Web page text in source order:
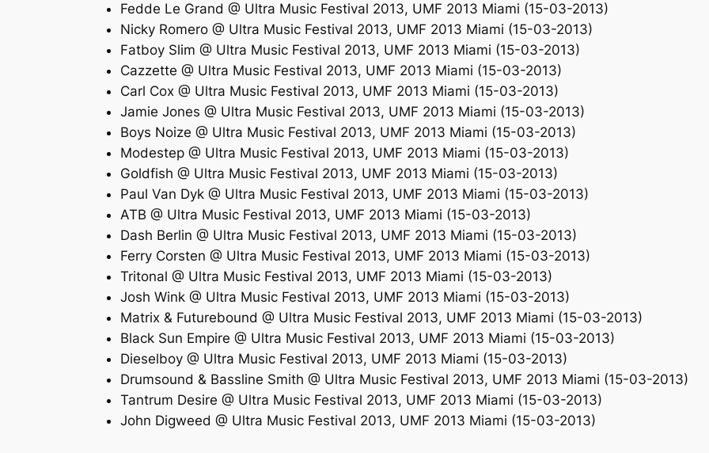
Fedde Le Grand @ Ultra Music Festival 2013, UMF 2013 Miami (15-03-2013)
Nicky Romero @ Ultra Music Festival 2013, UMF 2013 Miami (15-03-2013)
Fatboy Slim @ Ultra Music Festival 2013, UMF 2013 Miami (15-03-2013)
Cazzette @ Ultra Music Festival 2013, UMF 2013 Miami (15-03-2013)
Carl Cox @ Ultra Music Festival 2013, UMF 2013 Miami (15-03-2013)
Jamie Jones @ Ultra Music Festival 2013, UMF 2013 Miami (15-03-2013)
Boys Noize @ Ultra Music Festival 2013, UMF 2013 Miami (15-03-2013)
Modestep @ Ultra Music Festival 2013, UMF 2013 Miami (15-03-2013)
Goldfish @ Ultra Music Festival 2013, UMF 2013 Miami (15-03-2013)
Paul Van Dyk @ Ultra Music Festival 2013, UMF 2013 Miami (15-03-2013)
ATB @ Ultra Music Festival 2013, UMF 2013 Miami (15-03-2013)
Dash Berlin @ Ultra Music Festival 2013, UMF 2013 Miami (15-03-2013)
Ferry Corsten @ Ultra Music Festival 2013, UMF 2013 Miami (15-03-2013)
Tritonal @ Ultra Music Festival 2013, UMF 2013 Miami (15-03-2013)
Josh Wink @ Ultra Music Festival 2013, UMF 2013 Miami (15-03-2013)
Matrix & Futurebound @ Ultra Music Festival 2013, UMF 2013 Miami (15-03-2013)
Black Sun Empire @ Ultra Music Festival 2013, UMF 2013 Miami (15-03-2013)
Dieselboy @ Ultra Music Festival 2013, UMF 2013 Miami (15-03-2013)
Drumsound & Bassline Smith @ Ultra Music Festival 2013, UMF 2013 Miami (15-03-2013)
Tantrum Desire @ Ultra Music Festival 2013, UMF 2013 Miami (15-03-2013)
John Digweed @ Ultra Music Festival 2013, UMF 2013 Miami (15-03-2013)